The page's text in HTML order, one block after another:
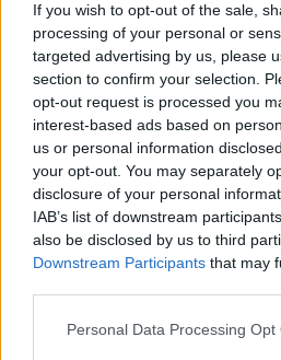
If you wish to opt-out of the sale,
processing of your personal or
targeted advertising by us, please
section to confirm your selection.
opt-out request is processed you
interest-based ads based on
us or personal information
your opt-out. You may separately
disclosure of your personal
IAB’s list of downstream
also be disclosed by us to third
Downstream Participants that may
Please note that this website/app
Personal Data Processing Opt
Μεταφέροντας την
παράδοση του Αγίου Όρους
Λουκάς αποκαλύπτει τις
για τον Ναό στο «Σημείο